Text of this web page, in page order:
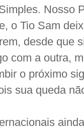
Nosso
o Tio Sam
desde que
com a outra,
o próximo
sua queda